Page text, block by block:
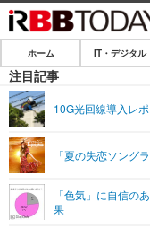
ホーム
IT・デジタル
ショッピング
SPEED TEST
エンタメ
ライフ
ホーム IT・デジタル
注目記事
10G光回線導入レポ
「夏の失恋ソング
「色気」に自信の
果